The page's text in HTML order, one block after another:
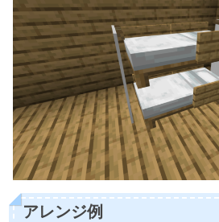
アレンジ例